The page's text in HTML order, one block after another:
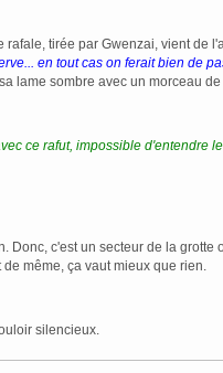
tirée par Gwenzai, vient de
en tout cas on ferait bien de
lame sombre avec un morceau
ce rafut, impossible d'entendre
c'est un secteur de la grotte
même, ça vaut mieux que rien.
silencieux.